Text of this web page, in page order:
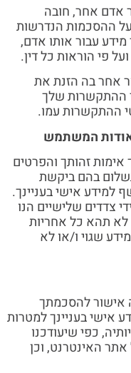
אדם אחר, חובה
ההסכמות הנדרשות
מידע עבור אותו אדם,
פי הוראות כל דין.
אחר בה הזנת את
ההתקשרות שלך
ההתקשרות עמו.
המשתמש
אימות זהותך והפרטים
בהם ביקשת
אישי בעניינך.
צדדים שלישיים הנו
לא תהא כל אחריות
שגוי ו/או לא
להסכמתך
אישי בעניינך למטרות
כפי שיעודכנו
האינטרנט, וכן